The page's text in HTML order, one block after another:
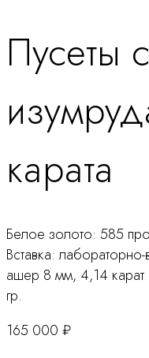
продукту
Пусеты с
карата
Белое золото: 585
Вставка:
ашер 8 мм, 4,14
гр.
165 000 ₽